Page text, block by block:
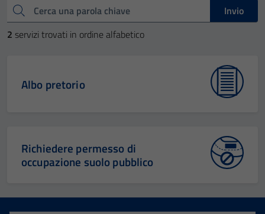
Cerca una parola chiave
Invio
2 servizi trovati in ordine alfabetico
Albo pretorio
Richiedere permesso di
occupazione suolo pubblico